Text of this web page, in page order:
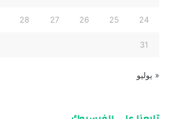
24
25
26
27
28
31
« يوليو